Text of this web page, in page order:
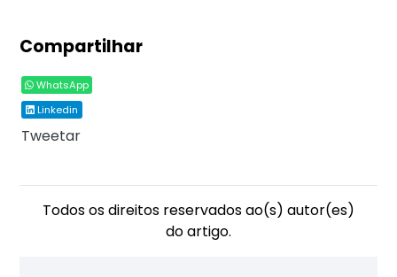
Compartilhar
WhatsApp
Linkedin
Tweetar
Todos os direitos reservados ao(s) autor(es)
do artigo.